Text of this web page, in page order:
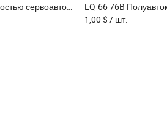
LQ-70/80 Полностью сервоавтоматическая интегрированная машина для термоформования
1,00 $ / шт.